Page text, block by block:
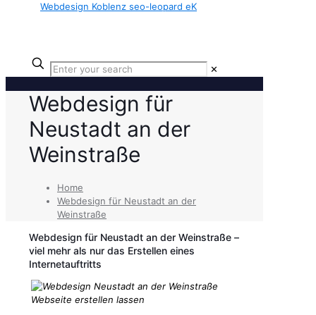
✕
Webdesign für
Neustadt an der
Weinstraße
Home
Webdesign für Neustadt an der
Weinstraße
Webdesign für Neustadt an der Weinstraße –
viel mehr als nur das Erstellen eines
Internetauftritts